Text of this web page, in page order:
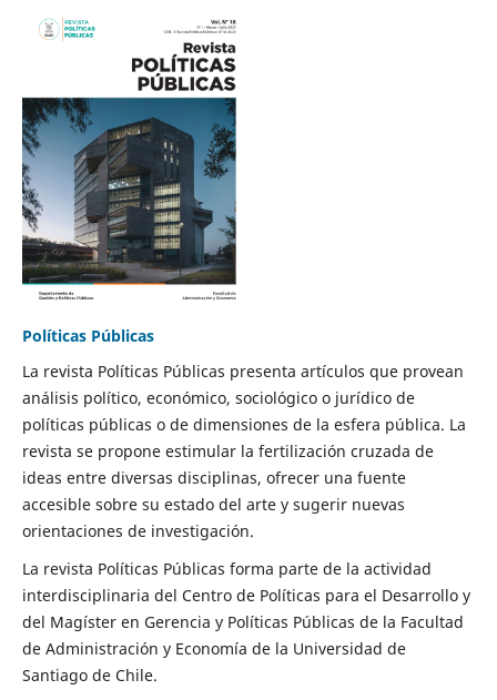
Políticas Públicas
La revista Políticas Públicas presenta artículos que provean
análisis político, económico, sociológico o jurídico de
políticas públicas o de dimensiones de la esfera pública. La
revista se propone estimular la fertilización cruzada de
ideas entre diversas disciplinas, ofrecer una fuente
accesible sobre su estado del arte y sugerir nuevas
orientaciones de investigación.
La revista Políticas Públicas forma parte de la actividad
interdisciplinaria del Centro de Políticas para el Desarrollo y
del Magíster en Gerencia y Políticas Públicas de la Facultad
de Administración y Economía de la Universidad de
Santiago de Chile.